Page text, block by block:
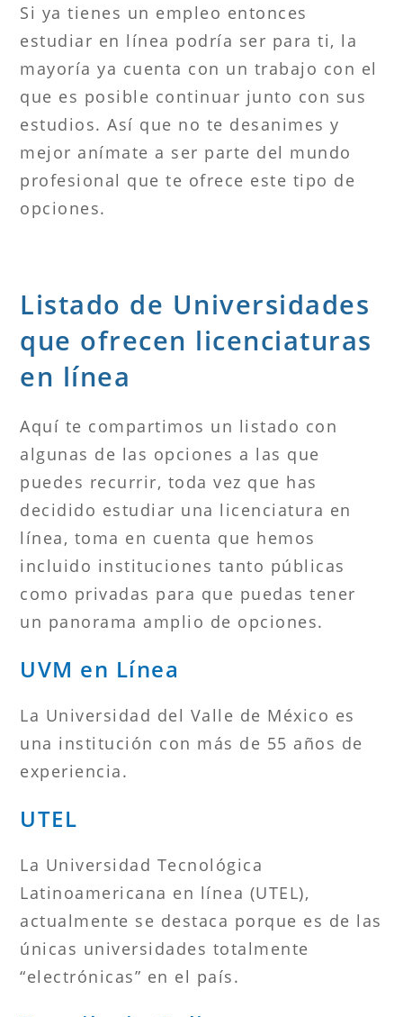
Si ya tienes un empleo entonces
estudiar en línea podría ser para ti, la
mayoría ya cuenta con un trabajo con el
que es posible continuar junto con sus
estudios. Así que no te desanimes y
mejor anímate a ser parte del mundo
profesional que te ofrece este tipo de
opciones.
Listado de Universidades
que ofrecen licenciaturas
en línea
Aquí te compartimos un listado con
algunas de las opciones a las que
puedes recurrir, toda vez que has
decidido estudiar una licenciatura en
línea, toma en cuenta que hemos
incluido instituciones tanto públicas
como privadas para que puedas tener
un panorama amplio de opciones.
UVM en Línea
La Universidad del Valle de México es
una institución con más de 55 años de
experiencia.
UTEL
La Universidad Tecnológica
Latinoamericana en línea (UTEL),
actualmente se destaca porque es de las
únicas universidades totalmente
“electrónicas” en el país.